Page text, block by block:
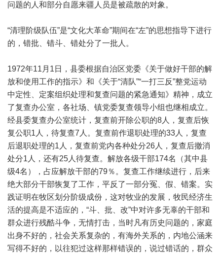
问题的人和部分自愿来疆人员是被疏散的对象。
“清理阶级队伍”是“文化大革命”期间在“左”的思想指导下进行
的，错批、错斗、错处分了一批人。
1972年11月1日，县委根据自治区党委《关于做好干部的解
放和使用工作的指示》和《关于“清队”“一打三反”整党运动
中定性、定案组织处理和复查问题的紧急通知》精神，成立
了复查办公室，各社场、镇党委复查领导小组也继相成立。
经县委复查办公室统计，复查前开除公职的8人，复查后恢
复公职1人，待复查7人。复查前作退职处理的33人，复查
后退职处理的1人，复查前党内各种处分26人，复查后撤消
处分1人，还有25人待复查。解放各级干部174名（其中县
级4名），占应解放干部的79％。复查工作继续进行，后来
绝大部分干部恢复了工作，平反了一部分冤、假、错案。实
践证明在牧区划分阶级成份，这对牧业的发展，牧民经济生
活的提高是不适应的，“斗、批、改”中对许多无辜的干部和
群众进行残酷斗争，无情打击，当时凡有历史问题的，家庭
出身不好的，社会关系复杂的，有海外关系的，内地公涵来
写得不好的，以往犯过这样那样错误的，说过错话的，群众